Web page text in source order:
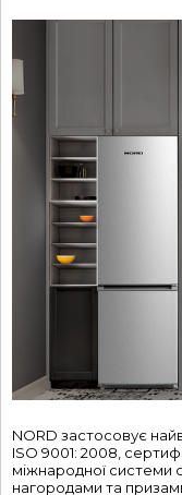
NORD застосовує
ISO 9001: 2008,
міжнародної системи
нагородами та